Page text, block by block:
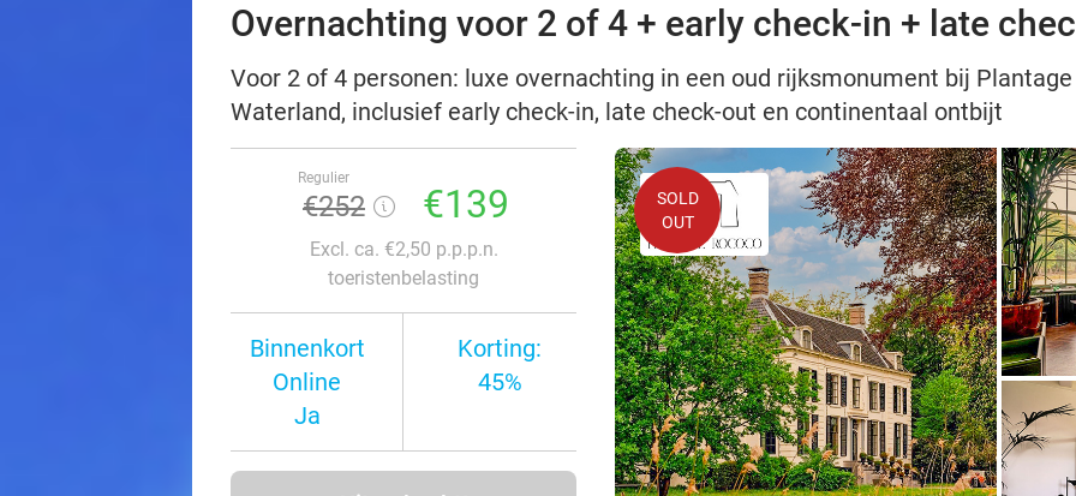
Overnachting voor 2 of 4 + early check-in + late
Voor 2 of 4 personen: luxe overnachting in een oud rijksmonument bij
Waterland, inclusief early check-in, late check-out en continentaal ontbijt
Regulier
€252 €139
Excl. ca. €2,50 p.p.p.n.
toeristenbelasting
Binnenkort
Online
Ja
Korting:
45%
SOLD
OUT